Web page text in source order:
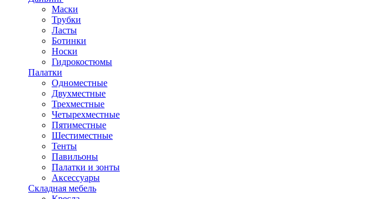
Маски
Трубки
Ласты
Ботинки
Носки
Гидрокостюмы
Палатки
Одноместные
Двухместные
Трехместные
Четырехместные
Пятиместные
Шестиместные
Тенты
Павильоны
Палатки и зонты
Аксессуары
Складная мебель